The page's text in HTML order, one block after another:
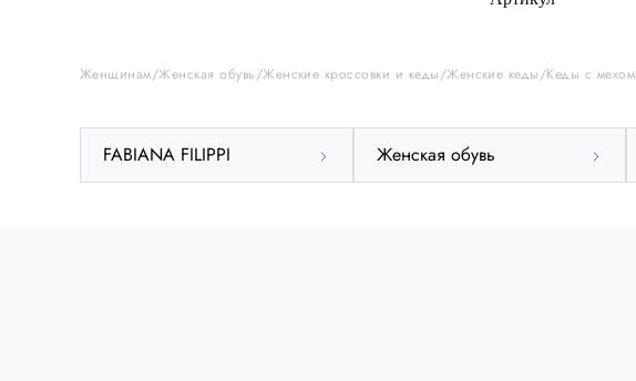
Женщинам Женская обувь Женские кроссовки и кеды Женские кеды Кеды с мехом
FABIANA FILIPPI Женская обувь